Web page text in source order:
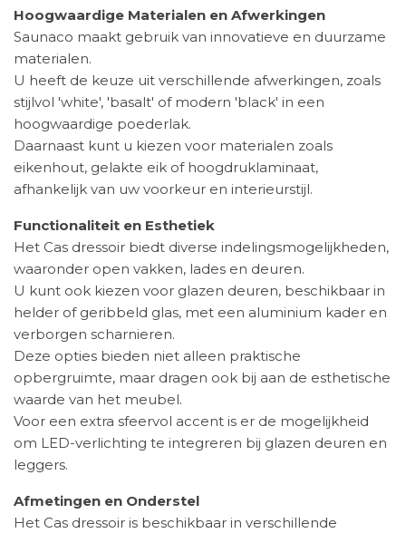
Hoogwaardige Materialen en Afwerkingen
Saunaco maakt gebruik van innovatieve en duurzame
materialen.
U heeft de keuze uit verschillende afwerkingen, zoals
stijlvol 'white', 'basalt' of modern 'black' in een
hoogwaardige poederlak.
Daarnaast kunt u kiezen voor materialen zoals
eikenhout, gelakte eik of hoogdruklaminaat,
afhankelijk van uw voorkeur en interieurstijl.
Functionaliteit en Esthetiek
Het Cas dressoir biedt diverse indelingsmogelijkheden,
waaronder open vakken, lades en deuren.
U kunt ook kiezen voor glazen deuren, beschikbaar in
helder of geribbeld glas, met een aluminium kader en
verborgen scharnieren.
Deze opties bieden niet alleen praktische
opbergruimte, maar dragen ook bij aan de esthetische
waarde van het meubel.
Voor een extra sfeervol accent is er de mogelijkheid
om LED-verlichting te integreren bij glazen deuren en
leggers.
Afmetingen en Onderstel
Het Cas dressoir is beschikbaar in verschillende